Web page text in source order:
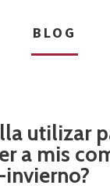
BLOG
utilizar
a mis